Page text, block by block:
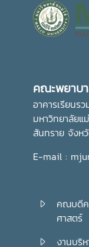
คณะพยาบ
อาคารเรียนร
มหาวิทยาลัยแ
สันทราย จังห
E-mail :
คณบดี
ศาสตร์
งานบริ